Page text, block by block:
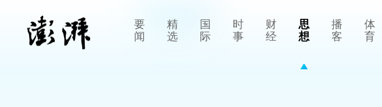
要
闻
精
选
国
际
时
事
财
经
思
想
播
客
体
育